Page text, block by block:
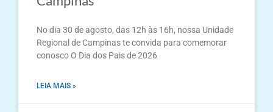
No dia 30 de agosto, das 12h às 16h, nossa Unidade
Regional de Campinas te convida para comemorar
conosco O Dia dos Pais de 2026
LEIA MAIS »